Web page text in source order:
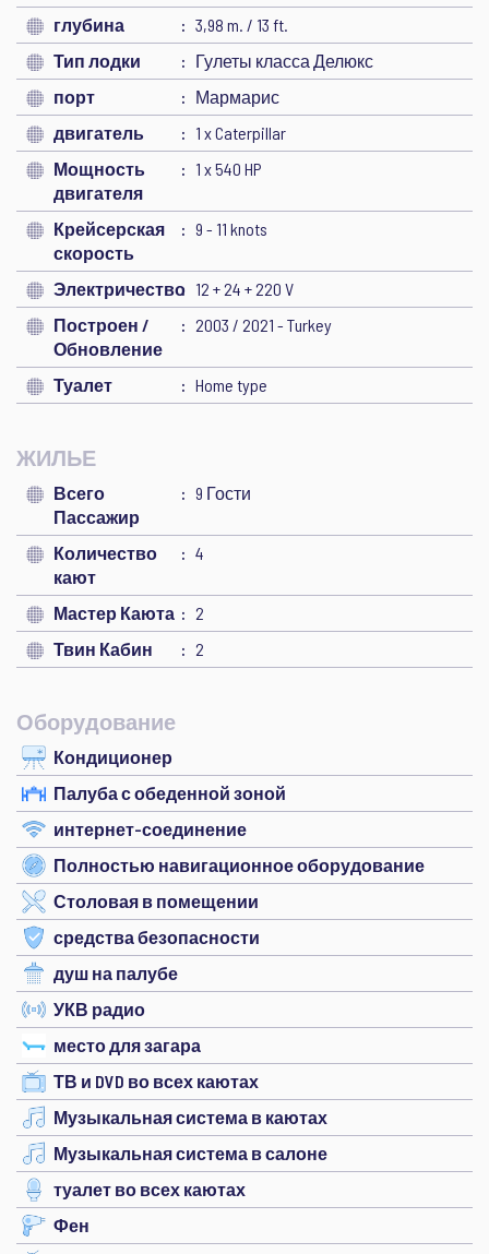
глубина
3,98 m. / 13 ft.
Тип лодки
Гулеты класса Делюкс
порт
Мармарис
двигатель
1 x Caterpillar
Мощность
двигателя
1 x 540 HP
Крейсерская
скорость
9 - 11 knots
Электричество 12 + 24 + 220 V
Построен /
Обновление
2003 / 2021 - Turkey
Туалет Home type
ЖИЛЬЕ
Всего
Пассажир
9 Гости
Количество
кают
4
Мастер Каюта
2
Твин Кабин
2
Оборудование
Кондиционер
Палуба с обеденной зоной
интернет-соединение
Полностью навигационное оборудование
Столовая в помещении
средства безопасности
душ на палубе
УКВ радио
место для загара
ТВ и DVD во всех каютах
Музыкальная система в каютах
Музыкальная система в салоне
туалет во всех каютах
Фен